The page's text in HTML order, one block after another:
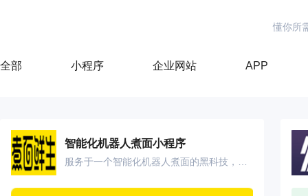
懂你所
全部 小程序 企业网站 APP
智能化机器人煮面小程序
服务于一个智能化机器人煮面的黑科技，58秒就可以从生面粉变成香喷喷的一碗面，机器制面过程全程可视化，安全放心。